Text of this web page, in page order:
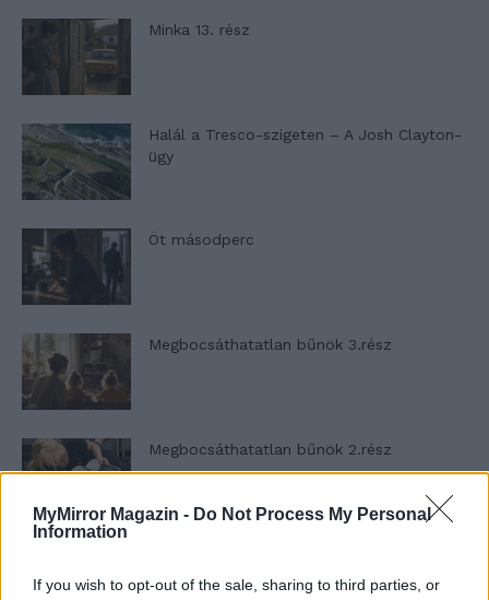
MyMirror Magazin - Do Not Process My Personal
Information
If you wish to opt-out of the sale, sharing to third parties, or
Minka 13. rész
Halál a Tresco-szigeten – A Josh Clayton-
ügy
Öt másodperc
Megbocsáthatatlan bűnök 3.rész
Megbocsáthatatlan bűnök 2.rész